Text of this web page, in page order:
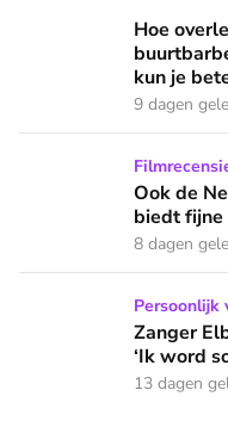
Hoe overleef je als
Hoe
kun je
9 dagen
Ook de Netflixversie
Ook de
biedt
8 dagen
Zanger Elbert Smelt
Persoonlijk
Zanger
‘Ik word
13 dagen